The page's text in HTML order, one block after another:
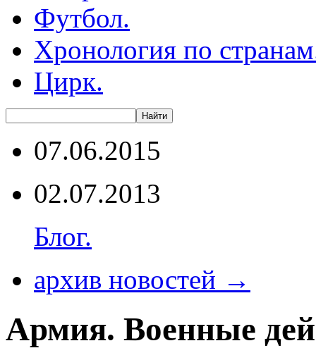
Футбол.
Хронология по
Цирк.
07.06.2015
02.07.2013
Блог.
архив новостей →
Армия. Военные